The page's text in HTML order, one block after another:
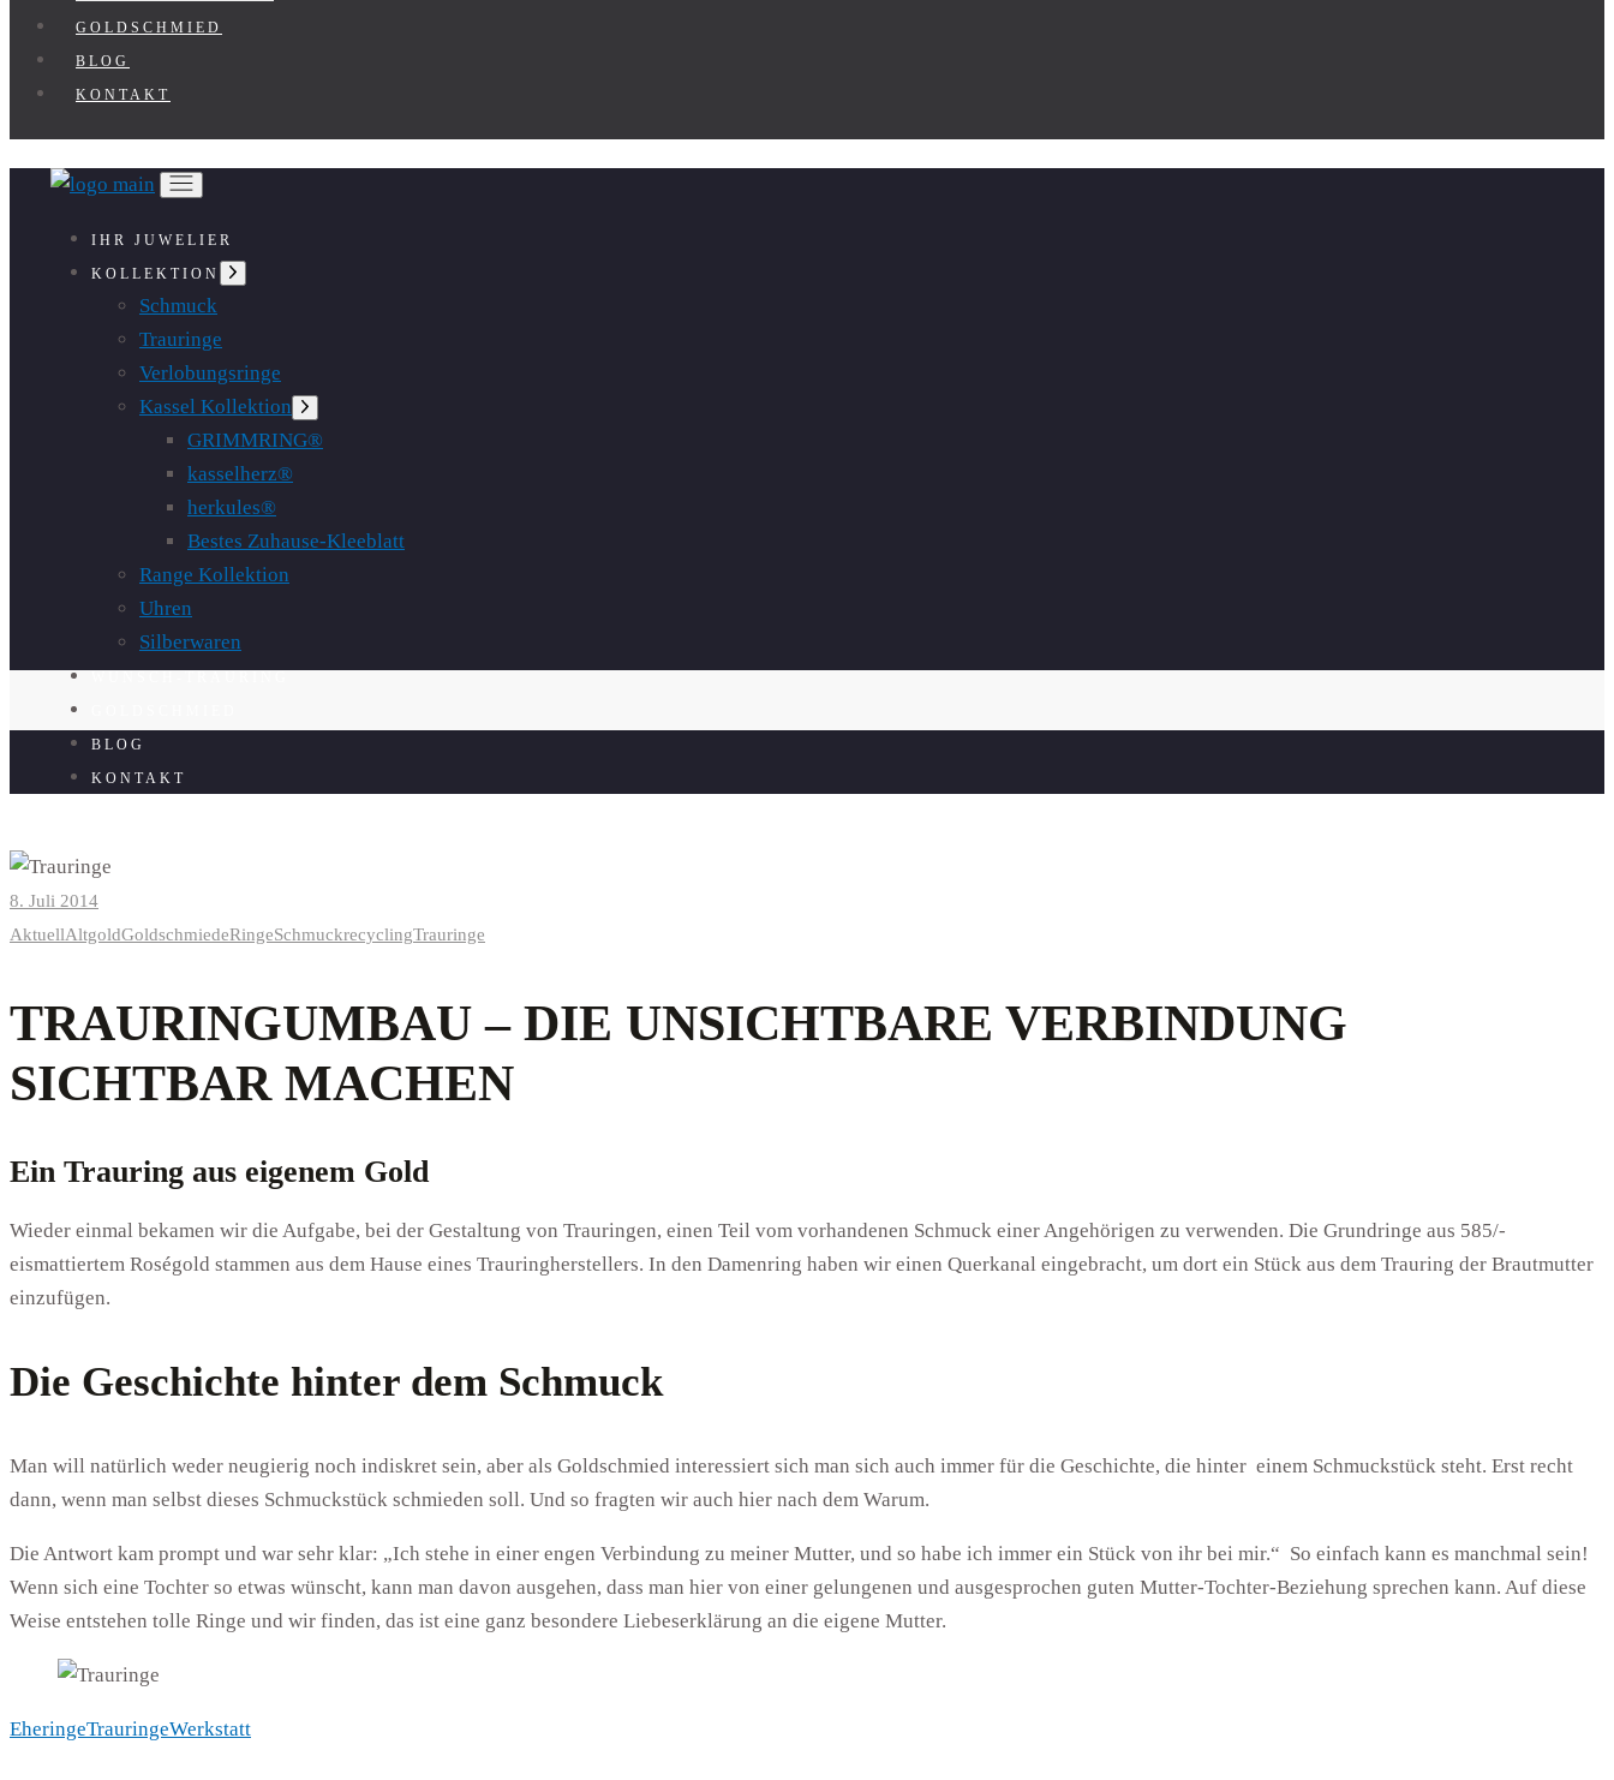
GOLDSCHMIED
BLOG
KONTAKT
IHR JUWELIER
KOLLEKTION
Untermenü
anzeigen
Schmuck
Trauringe
Verlobungsringe
Kassel Kollektion Untermenü
anzeigen
GRIMMRING®
kasselherz®
herkules®
Bestes Zuhause-Kleeblatt
Range Kollektion
Uhren
Silberwaren
BLOG
KONTAKT
8. Juli 2014
AktuellAltgoldGoldschmiedeRingeSchmuckrecyclingTrauringe
TRAURINGUMBAU – DIE UNSICHTBARE VERBINDUNG
SICHTBAR MACHEN
Ein Trauring aus eigenem Gold
Wieder einmal bekamen wir die Aufgabe, bei der Gestaltung von Trauringen, einen Teil vom vorhandenen Schmuck einer Angehörigen zu verwenden. Die Grundringe aus 585/-
eismattiertem Roségold stammen aus dem Hause eines Trauringherstellers. In den Damenring haben wir einen Querkanal eingebracht, um dort ein Stück aus dem Trauring der Brautmutter
einzufügen.
Die Geschichte hinter dem Schmuck
Man will natürlich weder neugierig noch indiskret sein, aber als Goldschmied interessiert sich man sich auch immer für die Geschichte, die hinter einem Schmuckstück steht. Erst recht
dann, wenn man selbst dieses Schmuckstück schmieden soll. Und so fragten wir auch hier nach dem Warum.
Die Antwort kam prompt und war sehr klar: „Ich stehe in einer engen Verbindung zu meiner Mutter, und so habe ich immer ein Stück von ihr bei mir.“ So einfach kann es manchmal sein!
Wenn sich eine Tochter so etwas wünscht, kann man davon ausgehen, dass man hier von einer gelungenen und ausgesprochen guten Mutter-Tochter-Beziehung sprechen kann. Auf diese
Weise entstehen tolle Ringe und wir finden, das ist eine ganz besondere Liebeserklärung an die eigene Mutter.
EheringeTrauringeWerkstatt